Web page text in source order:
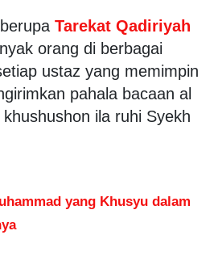
Tarekat Qadiriyah
orang di berbagai
ustaz yang memimpin
pahala bacaan al
ila ruhi Syekh
yang Khusyu dalam